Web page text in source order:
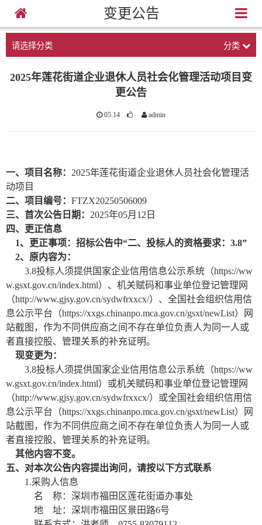
变更公告
请选择分类 分类
2025年莲花街道企业退休人员社会化管理活动项目变
更公告
05.14 admin
一、项目名称： 2025年莲花街道企业退休人员社会化管理活
动项目
二、项目编号： FTZX20250506009
三、首次公告日期： 2025年05月12日
四、更正信息
1、更正事项：招标公告中“二、投标人的资格要求：3.8”
2、原内容为：
3.8投标人须提供国家企业信用信息公示系统（https://ww
w.gsxt.gov.cn/index.html）、机关赋码和事业单位登记管理网
（http://www.gjsy.gov.cn/sydwfrxxcx/）、全国社会组织信用信
息公示平台（https://xxgs.chinanpo.mca.gov.cn/gsxt/newList）网
站截图，作为不同供应商之间不存在单位负责人为同一人或
者直接控股、管理关系的补充证明。
现变更为：
3.8投标人须提供国家企业信用信息公示系统（https://ww
w.gsxt.gov.cn/index.html）或机关赋码和事业单位登记管理网
（http://www.gjsy.gov.cn/sydwfrxxcx/）或全国社会组织信用信
息公示平台（https://xxgs.chinanpo.mca.gov.cn/gsxt/newList）网
站截图，作为不同供应商之间不存在单位负责人为同一人或
者直接控股、管理关系的补充证明。
其他内容不变。
五、对本次公告内容提出询问，请按以下方式联系
1.采购人信息
名
称：深圳市福田区莲花街道办事处
地
址：深圳市福田区景田路6号